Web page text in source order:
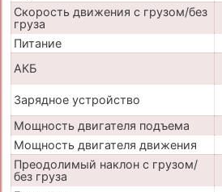
Скорость движения с грузом/без
груза
Питание
АКБ
Зарядное устройство
Мощность двигателя подъема
Мощность двигателя движения
Преодолимый наклон с грузом/
без груза